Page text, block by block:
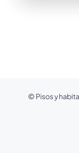
© Pisos y